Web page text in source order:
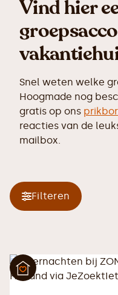
Vind hier
Snel weten welke
Hoogmade nog
gratis op ons
reacties van de
mailbox.
Filteren